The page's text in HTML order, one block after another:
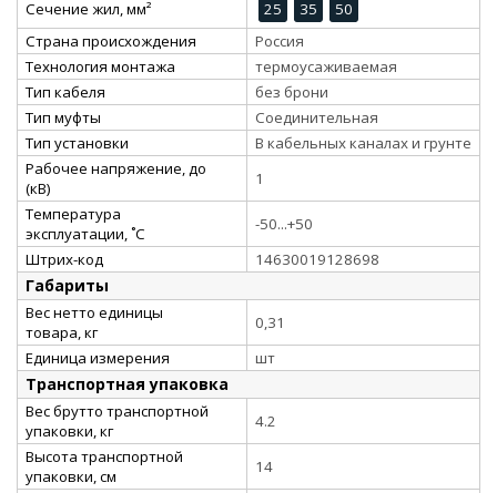
Сечение жил, мм² 25 35
50
Страна происхождения
Россия
Технология монтажа
термоусаживаемая
Тип кабеля
без брони
Тип муфты
Соединительная
Тип установки
В кабельных каналах и грунте
Рабочее напряжение, до
(кВ)
1
Температура
эксплуатации, ˚С
-50...+50
Штрих-код
14630019128698
Габариты
Вес нетто единицы
товара, кг
0,31
Единица измерения
шт
Транспортная упаковка
Вес брутто транспортной
упаковки, кг
4.2
Высота транспортной
упаковки, см
14